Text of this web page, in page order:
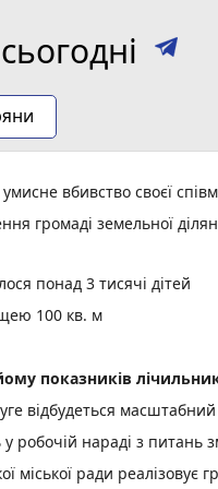
вбивство своєї
громаді земельної
понад 3 тисячі дітей
100 кв. м
показників
відбудеться масштабний
робочій нараді з питань
ради реалізовує